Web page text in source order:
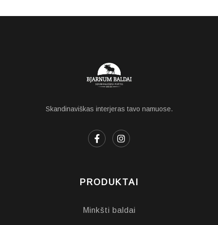
Skandinaviškas interjeras tavo namuose.
PRODUKTAI
Minkšti baldai